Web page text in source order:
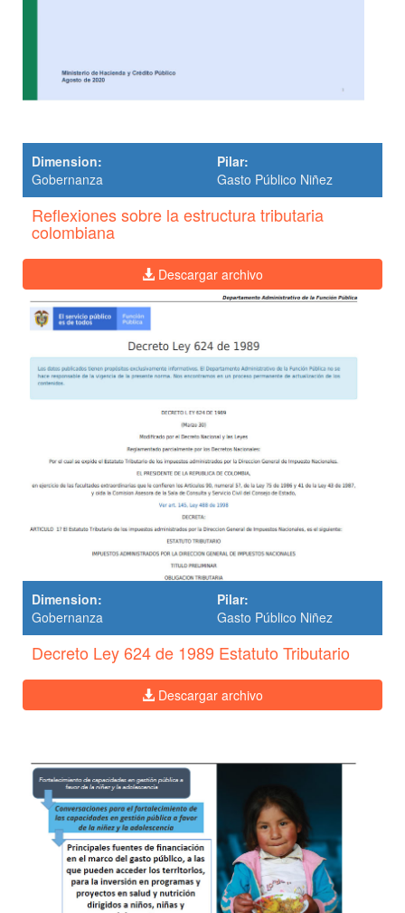
Dimension:
Gobernanza
Pilar:
Gasto Público Niñez
Reflexiones sobre la estructura tributaria
colombiana
Descargar archivo
Dimension:
Gobernanza
Pilar:
Gasto Público Niñez
Decreto Ley 624 de 1989 Estatuto Tributario
Descargar archivo